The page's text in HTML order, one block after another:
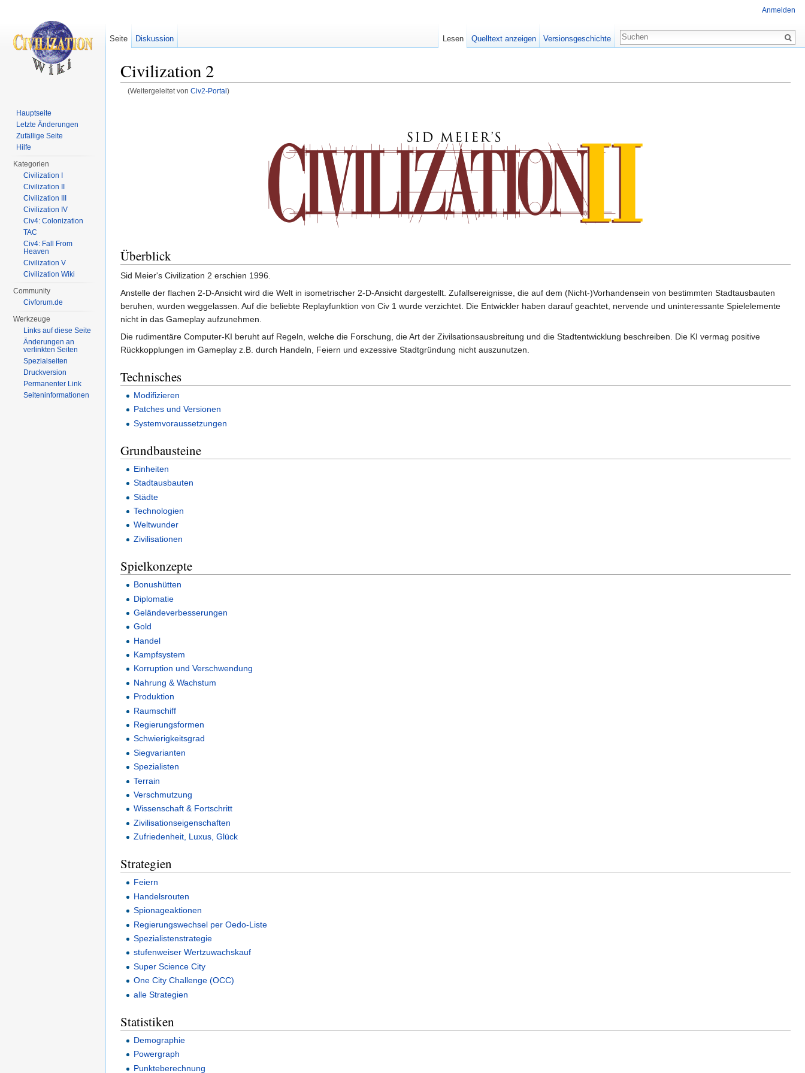
Civilization 2
(Weitergeleitet von Civ2-Portal )
Überblick
Sid Meier's Civilization 2 erschien 1996.
Anstelle der flachen 2-D-Ansicht wird die Welt in isometrischer 2-D-Ansicht dargestellt. Zufallsereignisse, die auf dem (Nicht-)Vorhandensein von bestimmten Stadtausbauten
beruhen, wurden weggelassen. Auf die beliebte Replayfunktion von Civ 1 wurde verzichtet. Die Entwickler haben darauf geachtet, nervende und uninteressante Spielelemente
nicht in das Gameplay aufzunehmen.
Die rudimentäre Computer-KI beruht auf Regeln, welche die Forschung, die Art der Zivilsationsausbreitung und die Stadtentwicklung beschreiben. Die KI vermag positive
Rückkopplungen im Gameplay z.B. durch Handeln, Feiern und exzessive Stadtgründung nicht auszunutzen.
Technisches
Modifizieren
Patches und Versionen
Systemvoraussetzungen
Grundbausteine
Einheiten
Stadtausbauten
Städte
Technologien
Weltwunder
Zivilisationen
Spielkonzepte
Bonushütten
Diplomatie
Geländeverbesserungen
Gold
Handel
Kampfsystem
Korruption und Verschwendung
Nahrung & Wachstum
Produktion
Raumschiff
Regierungsformen
Schwierigkeitsgrad
Siegvarianten
Spezialisten
Terrain
Verschmutzung
Wissenschaft & Fortschritt
Zivilisationseigenschaften
Zufriedenheit, Luxus, Glück
Strategien
Feiern
Handelsrouten
Spionageaktionen
Regierungswechsel per Oedo-Liste
Spezialistenstrategie
stufenweiser Wertzuwachskauf
Super Science City
One City Challenge (OCC)
alle Strategien
Statistiken
Demographie
Powergraph
Punkteberechnung
Anmelden
Seite Diskussion Lesen Quelltext anzeigen Versionsgeschichte
Hauptseite
Letzte Änderungen
Zufällige Seite
Hilfe
Kategorien
Civilization I
Civilization II
Civilization III
Civilization IV
Civ4: Colonization
TAC
Civ4: Fall From
Heaven
Civilization V
Civilization Wiki
Community
Civforum.de
Werkzeuge
Links auf diese Seite
Änderungen an
verlinkten Seiten
Spezialseiten
Druckversion
Permanenter Link
Seiten­informationen